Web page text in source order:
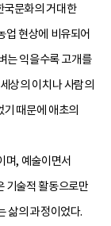
국문화의 거대한
업 현상에 비유되어
는 익을수록 고개를
상의 이치나 사람의
때문에 애초의
며, 예술이면서
기술적 활동으로만
삶의 과정이었다.